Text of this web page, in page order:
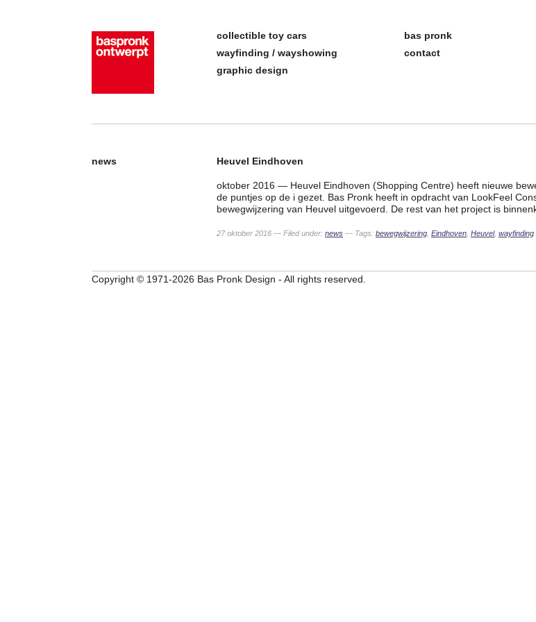
collectible toy cars
wayfinding / wayshowing
graphic design
bas pronk
contact
news Heuvel Eindhoven
oktober 2016 — Heuvel Eindhoven (Shopping Centre) heeft nieuwe
de puntjes op de i gezet. Bas Pronk heeft in opdracht van LookFeel
bewegwijzering van Heuvel uitgevoerd. De rest van het project is
27 oktober 2016 — Filed under: news — Tags: bewegwijzering Eindhoven Heuvel, wayfinding
Copyright © 1971-2026 Bas Pronk Design - All rights reserved.